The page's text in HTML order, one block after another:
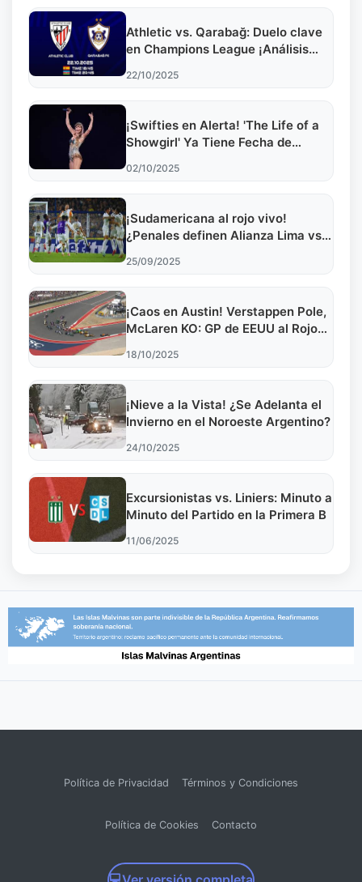
Athletic vs. Qarabağ: Duelo clave
en Champions League ¡Análisis
22/10/2025
¡Swifties en Alerta! 'The Life of a
Showgirl' Ya Tiene Fecha de
02/10/2025
¡Sudamericana al rojo vivo!
¿Penales definen Alianza Lima vs
25/09/2025
¡Caos en Austin! Verstappen Pole,
McLaren KO: GP de EEUU al Rojo
18/10/2025
¡Nieve a la Vista! ¿Se Adelanta el
Invierno en el Noroeste Argentino?
24/10/2025
Excursionistas vs. Liniers: Minuto a
Minuto del Partido en la Primera B
11/06/2025
Política de Privacidad Términos y Condiciones
Política de Cookies Contacto